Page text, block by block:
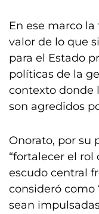
En ese marco
valor de lo que
para el Estado
políticas de la
contexto donde
son agredidos
Onorato, por su
“fortalecer el rol
escudo central
consideró como
sean